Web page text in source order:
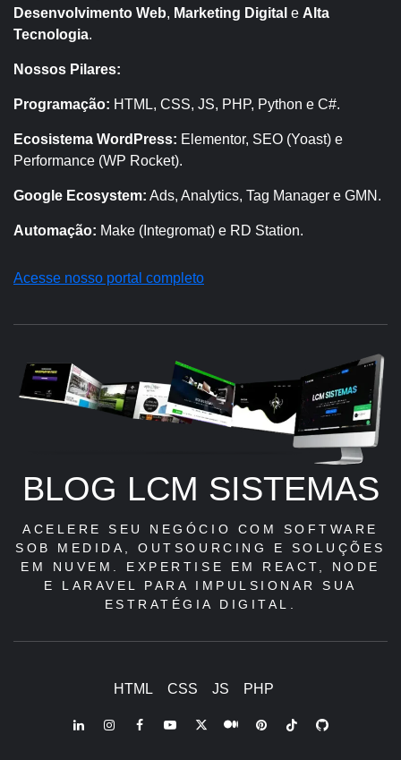
Desenvolvimento Web, Marketing Digital e Alta
Tecnologia.
Nossos Pilares:
Programação: HTML, CSS, JS, PHP, Python e C#.
Ecosistema WordPress: Elementor, SEO (Yoast) e
Performance (WP Rocket).
Google Ecosystem: Ads, Analytics, Tag Manager e GMN.
Automação: Make (Integromat) e RD Station.
Acesse nosso portal completo
BLOG LCM SISTEMAS
ACELERE SEU NEGÓCIO COM SOFTWARE
SOB MEDIDA, OUTSOURCING E SOLUÇÕES
EM NUVEM. EXPERTISE EM REACT, NODE
E LARAVEL PARA IMPULSIONAR SUA
ESTRATÉGIA DIGITAL.
HTML CSS JS PHP
LinkedInInstagramFacebookYoutube
X PinterestTiktokGithub